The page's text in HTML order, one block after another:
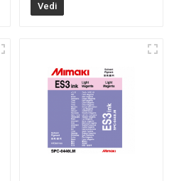
Vedi